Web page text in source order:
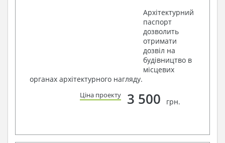
Архітектурний
паспорт
дозволить
отримати
дозвіл на
будівництво в
місцевих
органах архітектурного нагляду.
Ціна проекту 3 500 грн.